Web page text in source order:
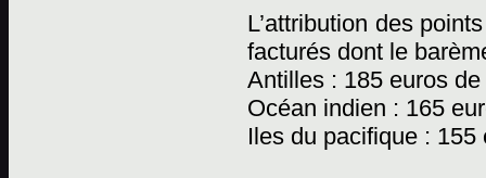
L’attribution des
facturés dont le
Antilles : 185 euros
Océan indien : 165
Iles du pacifique :